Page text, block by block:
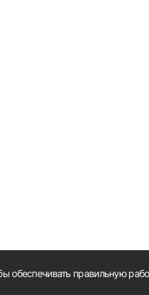
обеспечивать правильную